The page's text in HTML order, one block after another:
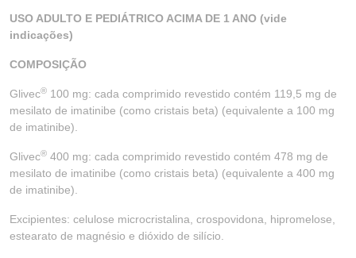
USO ADULTO E PEDIÁTRICO ACIMA DE 1 ANO (vide
indicações)
COMPOSIÇÃO
Glivec® 100 mg: cada comprimido revestido contém 119,5 mg de
mesilato de imatinibe (como cristais beta) (equivalente a 100 mg
de imatinibe).
Glivec® 400 mg: cada comprimido revestido contém 478 mg de
mesilato de imatinibe (como cristais beta) (equivalente a 400 mg
de imatinibe).
Excipientes: celulose microcristalina, crospovidona, hipromelose,
estearato de magnésio e dióxido de silício.